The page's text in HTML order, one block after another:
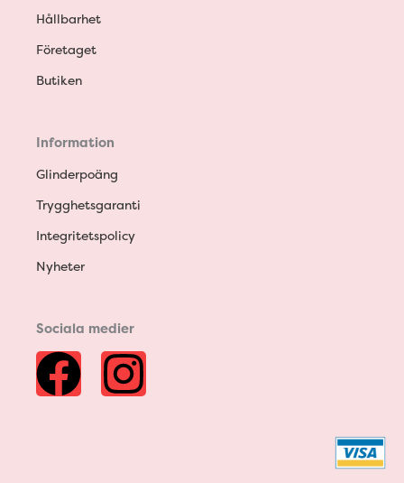
Hållbarhet
Företaget
Butiken
Information
Glinderpoäng
Trygghetsgaranti
Integritetspolicy
Nyheter
Sociala medier
F
a
I
n